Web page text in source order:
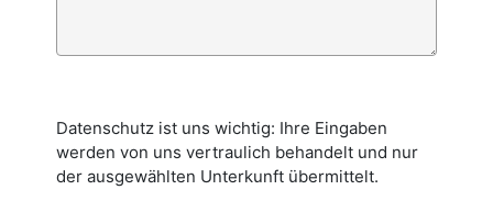
Datenschutz ist uns wichtig: Ihre Eingaben
werden von uns vertraulich behandelt und nur
der ausgewählten Unterkunft übermittelt.